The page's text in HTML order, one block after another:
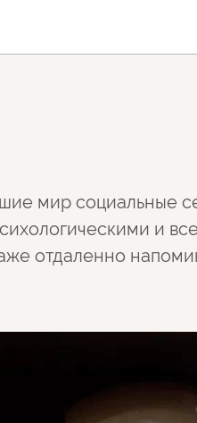
мир социальные
и
отдаленно